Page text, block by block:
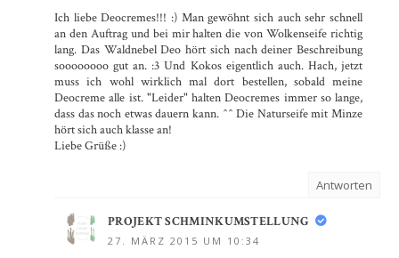
Ich liebe Deocremes!!! :) Man gewöhnt sich auch sehr schnell
an den Auftrag und bei mir halten die von Wolkenseife richtig
lang. Das Waldnebel Deo hört sich nach deiner Beschreibung
soooooooo gut an. :3 Und Kokos eigentlich auch. Hach, jetzt
muss ich wohl wirklich mal dort bestellen, sobald meine
Deocreme alle ist. "Leider" halten Deocremes immer so lange,
dass das noch etwas dauern kann. ^^ Die Naturseife mit Minze
hört sich auch klasse an!
Liebe Grüße :)
Antworten
PROJEKT SCHMINKUMSTELLUNG
27. MÄRZ 2015 UM 10:34